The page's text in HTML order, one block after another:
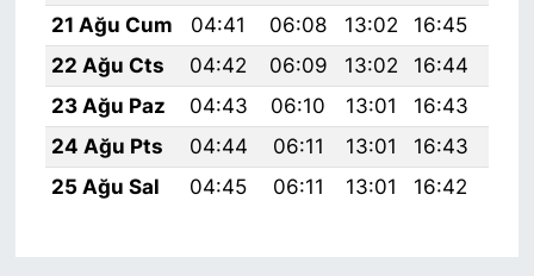
21 Ağu Cum
04:41 06:08 13:02 16:45
22 Ağu Cts
04:42 06:09 13:02 16:44
23 Ağu Paz
04:43 06:10 13:01 16:43
24 Ağu Pts
04:44 06:11 13:01 16:43
25 Ağu Sal
04:45 06:11 13:01 16:42